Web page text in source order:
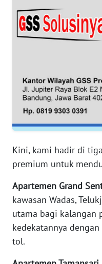
Kini, kami hadir di
premium untuk
Apartemen Grand
kawasan Wadas,
utama bagi kalangan
kedekatannya
tol.
WN
PAPUA
BARAT
RIAU
WN
SERAMBI
JAMBI
WN
SULTRA
WN
NTB